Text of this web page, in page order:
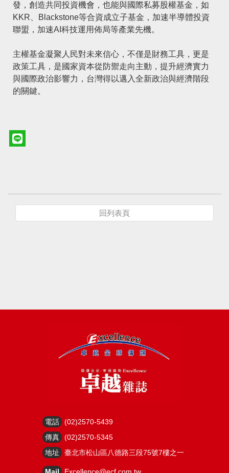
發，創造共同投資機會，也能與國際私募股權基金，如
KKR、Blackstone等合資成立子基金，加速半導體投資
聯盟，加速AI科技運用佈局等產業先機。
主權基金凝聚人民對未來信心，不僅是財務工具，更是
政策工具，是國家資本從防禦走向主動，提升經濟實力
與國際政治影響力，台灣得以邁入全新政治與經濟階段
的關鍵。
回列表頁
電話
(02)2570-5439
傳真
(02)2570-5345
地址
臺北市松山區八德路三段75號7樓之一